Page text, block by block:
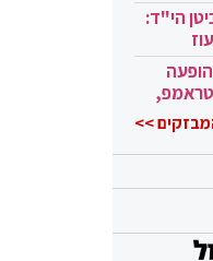
הי"ד:
טראמפ,
>>